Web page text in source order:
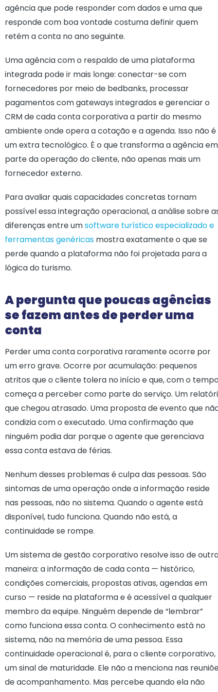
agência que pode responder com dados e uma que
responde com boa vontade costuma definir quem
retém a conta no ano seguinte.
Uma agência com o respaldo de uma plataforma
integrada pode ir mais longe: conectar-se com
fornecedores por meio de bedbanks, processar
pagamentos com gateways integrados e gerenciar o
CRM de cada conta corporativa a partir do mesmo
ambiente onde opera a cotação e a agenda. Isso não é
um extra tecnológico. É o que transforma a agência em
parte da operação do cliente, não apenas mais um
fornecedor externo.
Para avaliar quais capacidades concretas tornam
possível essa integração operacional, a análise sobre
diferenças entre umsoftware turístico especializado e
ferramentas genéricas mostra exatamente o que se
perde quando a plataforma não foi projetada para a
lógica do turismo.
A pergunta que poucas agências
se fazem antes de perder uma
conta
Perder uma conta corporativa raramente ocorre por
um erro grave. Ocorre por acumulação: pequenos
atritos que o cliente tolera no início e que, com o
começa a perceber como parte do serviço. Um
que chegou atrasado. Uma proposta de evento que
condizia com o executado. Uma confirmação que
ninguém podia dar porque o agente que gerenciava
essa conta estava de férias.
Nenhum desses problemas é culpa das pessoas. São
sintomas de uma operação onde a informação reside
nas pessoas, não no sistema. Quando o agente está
disponível, tudo funciona. Quando não está, a
continuidade se rompe.
Um sistema de gestão corporativo resolve isso de
maneira: a informação de cada conta — histórico,
condições comerciais, propostas ativas, agendas em
curso — reside na plataforma e é acessível a qualquer
membro da equipe. Ninguém depende de “lembrar”
como funciona essa conta. O conhecimento está no
sistema, não na memória de uma pessoa. Essa
continuidade operacional é, para o cliente corporativo,
um sinal de maturidade. Ele não a menciona nas
de acompanhamento. Mas percebe quando ela não